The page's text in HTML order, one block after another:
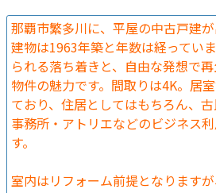
那覇市繁多川に、平屋の中古戸建が
建物は1963年築と年数は経ってい
られる落ち着きと、自由な発想で
物件の魅力です。間取りは4K。居
ており、住居としてはもちろん、
事務所・アトリエなどのビジネス
す。
室内はリフォーム前提となります